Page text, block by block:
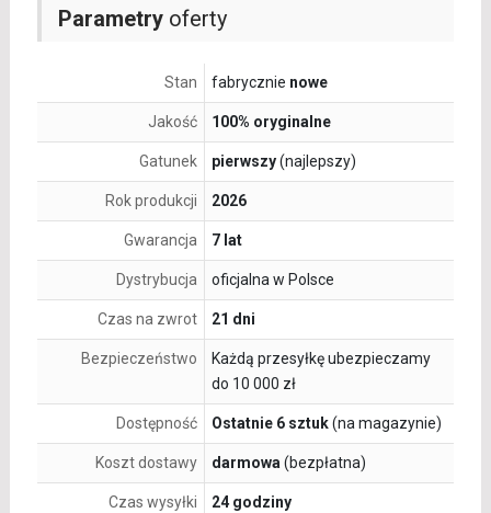
Parametryoferty
Stan fabrycznie nowe
Jakość 100% oryginalne
Gatunek pierwszy(najlepszy)
Rok produkcji 2026
Gwarancja 7 lat
Dystrybucja oficjalna w Polsce
Czas na zwrot 21 dni
Bezpieczeństwo
Każdą przesyłkę ubezpieczamy
do 10 000 zł
Dostępność Ostatnie 6 sztuk(na magazynie)
Koszt dostawy darmowa (bezpłatna)
Czas wysyłki 24 godziny